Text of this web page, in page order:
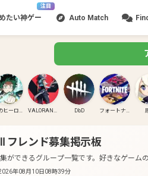
注目
たい神ゲー Auto Match
僕のヒーローアカデミア ULTRA RUMBLE VALORANT(PC) DbD フォートナイト
フレンド募集掲示板
ができるグループ一覧です。 好きなゲーム
年08月10日08時39分